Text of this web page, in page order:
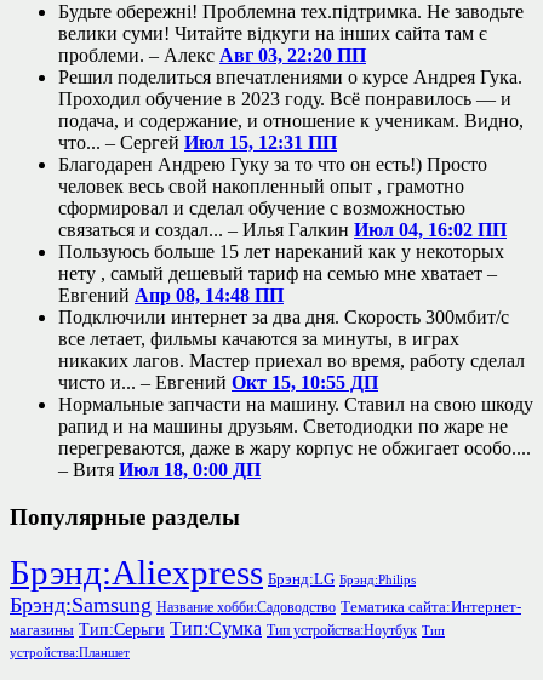
Будьте обережні! Проблемна тех.підтримка. Не заводьте
велики суми! Читайте відкуги на інших сайта там є
проблеми. – Алекс Авг 03, 22:20 ПП
Решил поделиться впечатлениями о курсе Андрея Гука.
Проходил обучение в 2023 году. Всё понравилось — и
подача, и содержание, и отношение к ученикам. Видно,
что... – Сергей Июл 15, 12:31 ПП
Благодарен Андрею Гуку за то что он есть!) Просто
человек весь свой накопленный опыт , грамотно
сформировал и сделал обучение с возможностью
связаться и создал... – Илья Галкин Июл 04, 16:02 ПП
Пользуюсь больше 15 лет нареканий как у некоторых
нету , самый дешевый тариф на семью мне хватает –
Евгений Апр 08, 14:48 ПП
Подключили интернет за два дня. Скорость 300мбит/с
все летает, фильмы качаются за минуты, в играх
никаких лагов. Мастер приехал во время, работу сделал
чисто и... – Евгений Окт 15, 10:55 ДП
Нормальные запчасти на машину. Ставил на свою шкоду
рапид и на машины друзьям. Светодиодки по жаре не
перегреваются, даже в жару корпус не обжигает особо....
– Витя Июл 18, 0:00 ДП
Популярные разделы
Брэнд:Aliexpress Брэнд:LG Брэнд:Philips
Брэнд:Samsung Название хобби:Садоводство Тематика сайта:Интернет-
магазины Тип:Серьги Тип:Сумка Тип устройства:Ноутбук Тип
устройства:Планшет